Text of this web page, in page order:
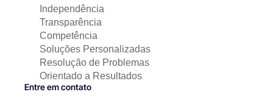
Independência
Transparência
Competência
Soluções Personalizadas
Resolução de Problemas
Orientado a Resultados
Entre em contato